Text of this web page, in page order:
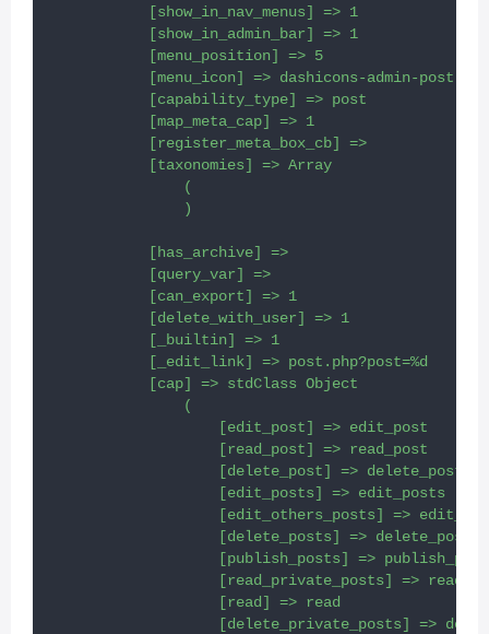
            [show_in_nav_menus] => 1
            [show_in_admin_bar] => 1
            [menu_position] => 5
            [menu_icon] => dashicons-admin-post
            [capability_type] => post
            [map_meta_cap] => 1
            [register_meta_box_cb] =>
            [taxonomies] => Array
                (
                )
            [has_archive] =>
            [query_var] =>
            [can_export] => 1
            [delete_with_user] => 1
            [_builtin] => 1
            [_edit_link] => post.php?post=%d
            [cap] => stdClass Object
                (
                    [edit_post] => edit_post
                    [read_post] => read_post
                    [delete_post] => delete_post
                    [edit_posts] => edit_posts
[edit_others_posts] =>
                    [delete_posts] => delete_posts
[publish_posts] =>
[read_private_posts] =>
                    [read] => read
[delete_private_posts] =>